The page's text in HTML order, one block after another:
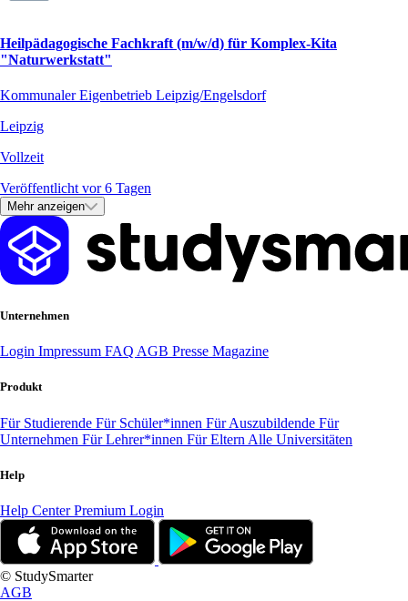
Heilpädagogische Fachkraft (m/w/d) für Komplex-Kita
"Naturwerkstatt"
Kommunaler Eigenbetrieb Leipzig/Engelsdorf
Leipzig
Vollzeit
Veröffentlicht vor 6 Tagen
Mehr anzeigen
Unternehmen
Login Impressum FAQ AGB Presse Magazine
Produkt
Für Studierende Für Schüler*innen Für Auszubildende Für
Unternehmen Für Lehrer*innen Für Eltern Alle Universitäten
Help
Help CenterPremium Login
© StudySmarter
AGB